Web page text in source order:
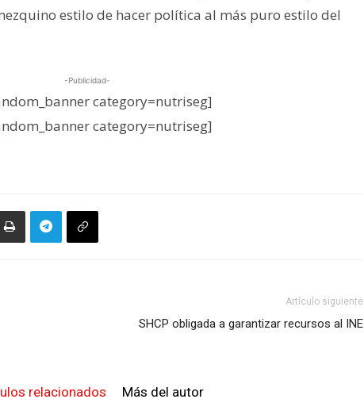
estilo de hacer política al más puro estilo del
-Publicidad-
category=nutriseg]
category=nutriseg]
Artículo siguiente
SHCP obligada a garantizar recursos al INE
relacionados Más del autor